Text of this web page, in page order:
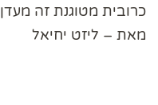
כרובית מטוגנת זה מעדן
מאת – ליזט יחיאל